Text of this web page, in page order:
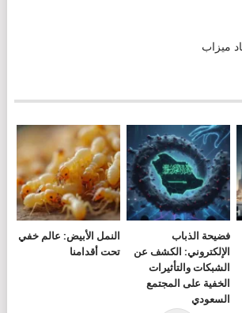
ميزاب
فضيحة الذباب
الإلكتروني: الكشف عن
الشبكات والتأثيرات
الخفية على المجتمع
السعودي
النمل الأبيض: عالم خفي
تحت أقدامنا